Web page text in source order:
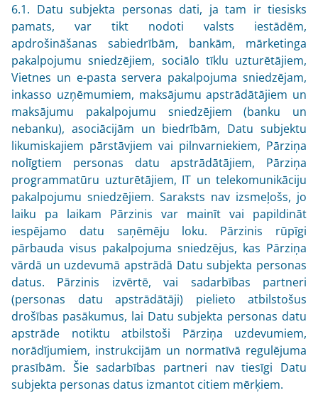
6.1. Datu subjekta personas dati, ja tam ir tiesisks
pamats, var tikt nodoti valsts iestādēm,
apdrošināšanas sabiedrībām, bankām, mārketinga
pakalpojumu sniedzējiem, sociālo tīklu uzturētājiem,
Vietnes un e-pasta servera pakalpojuma sniedzējam,
inkasso uzņēmumiem, maksājumu apstrādātājiem un
maksājumu pakalpojumu sniedzējiem (banku un
nebanku), asociācijām un biedrībām, Datu subjektu
likumiskajiem pārstāvjiem vai pilnvarniekiem, Pārziņa
nolīgtiem personas datu apstrādātājiem, Pārziņa
programmatūru uzturētājiem, IT un telekomunikāciju
pakalpojumu sniedzējiem. Saraksts nav izsmeļošs, jo
laiku pa laikam Pārzinis var mainīt vai papildināt
iespējamo datu saņēmēju loku. Pārzinis rūpīgi
pārbauda visus pakalpojuma sniedzējus, kas Pārziņa
vārdā un uzdevumā apstrādā Datu subjekta personas
datus. Pārzinis izvērtē, vai sadarbības partneri
(personas datu apstrādātāji) pielieto atbilstošus
drošības pasākumus, lai Datu subjekta personas datu
apstrāde notiktu atbilstoši Pārziņa uzdevumiem,
norādījumiem, instrukcijām un normatīvā regulējuma
prasībām. Šie sadarbības partneri nav tiesīgi Datu
subjekta personas datus izmantot citiem mērķiem.